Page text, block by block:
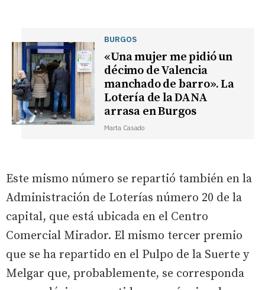
BURGOS
«Una mujer me pidió un
décimo de Valencia
manchado de barro». La
Lotería de la DANA
arrasa en Burgos
Marta Casado
Este mismo número se repartió también en la
Administración de Loterías número 20 de la
capital, que está ubicada en el Centro
Comercial Mirador. El mismo tercer premio
que se ha repartido en el Pulpo de la Suerte y
Melgar que, probablemente, se corresponda